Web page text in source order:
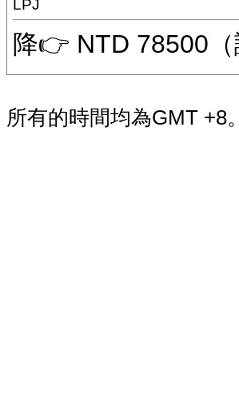
LPJ
降👉 NTD 78500（
所有的時間均為GMT +8